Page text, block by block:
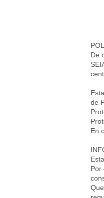
De
de
En
Por